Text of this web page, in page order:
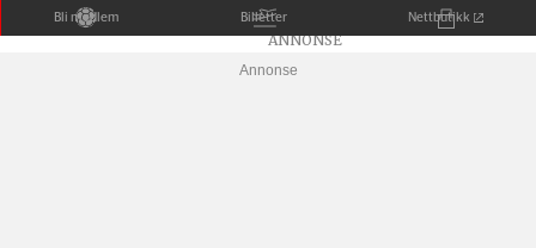
Bli medlem Billetter Nettbutikk
Annonse